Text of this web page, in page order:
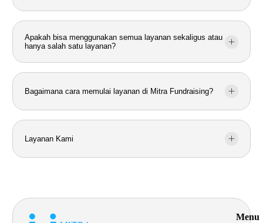
Apakah bisa menggunakan semua layanan sekaligus atau
hanya salah satu layanan?
Bagaimana cara memulai layanan di Mitra Fundraising?
Layanan Kami
Menu